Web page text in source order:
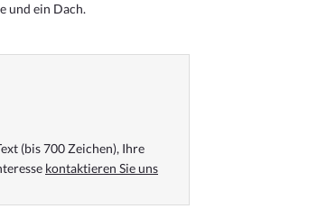
und ein Dach.
(bis 700 Zeichen), Ihre
kontaktieren Sie uns